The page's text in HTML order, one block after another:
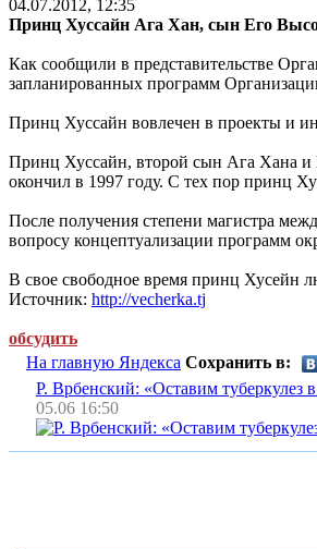
04.07.2012, 12:35
Принц Хуссайн Ага Хан, сын Его
Как сообщили в представительстве
запланированных программ
Принц Хуссайн вовлечен в проекты и
Принц Хуссайн, второй сын Ага Хана и
окончил в 1997 году. С тех пор принц
После получения степени магистра
вопросу концептуализации программ
В свое свободное время принц Хусейн
Источник: http://vecherka.tj
обсудить
На главную Яндекса Сохранить в:
Р. Врбенский: «Оставим туберкулез
05.06 16:50